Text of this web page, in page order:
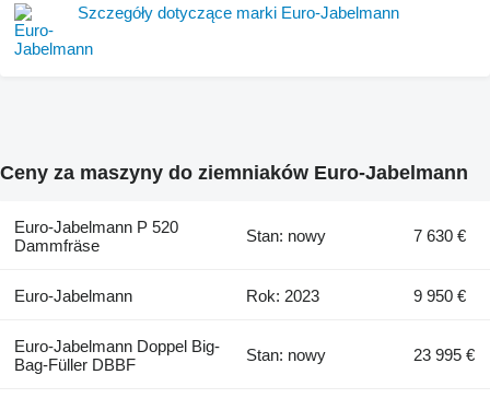
Szczegóły dotyczące marki Euro-Jabelmann
Ceny za maszyny do ziemniaków Euro-Jabelmann
Euro-Jabelmann P 520
Dammfräse
Stan: nowy 7 630 €
Euro-Jabelmann Rok: 2023 9 950 €
Euro-Jabelmann Doppel Big-
Bag-Füller DBBF
Stan: nowy 23 995 €